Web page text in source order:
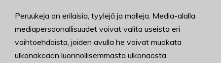
Peruukeja on erilaisia, tyylejä ja malleja. Media-alalla
mediapersoonallisuudet voivat valita useista eri
vaihtoehdoista, joiden avulla he voivat muokata
ulkonäköään luonnollisemmasta ulkonäöstä